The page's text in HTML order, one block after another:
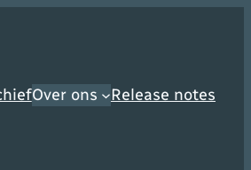
Over ons Release notes